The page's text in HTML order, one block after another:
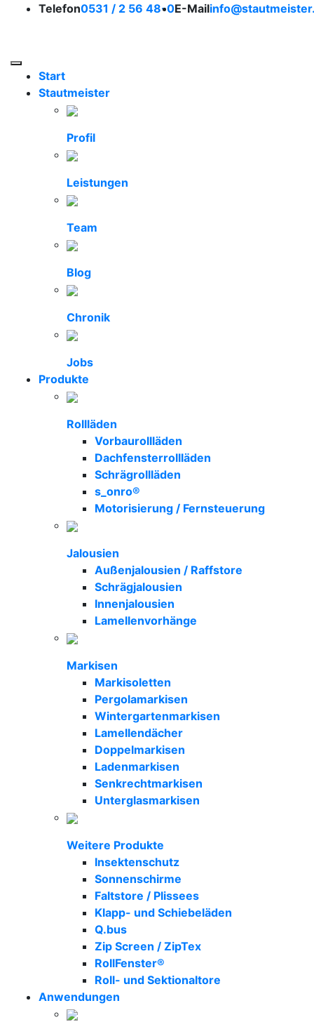
So erreichen Sie uns
Telefon0531 / 2 56 48-0E-Mail
Stautmeister
Toggle navigation
Start
Stautmeister
Profil
Leistungen
Team
Blog
Chronik
Jobs
Produkte
Rollläden
Vorbaurollläden
Dachfensterrollläden
Schrägrollläden
s_onro®
Motorisierung / Fernsteuerung
Jalousien
Außenjalousien / Raffstore
Schrägjalousien
Innenjalousien
Lamellenvorhänge
Markisen
Markisoletten
Pergolamarkisen
Wintergartenmarkisen
Lamellendächer
Doppelmarkisen
Ladenmarkisen
Senkrechtmarkisen
Unterglasmarkisen
Weitere Produkte
Insektenschutz
Sonnenschirme
Faltstore / Plissees
Klapp- und Schiebeläden
Q.bus
Zip Screen / ZipTex
RollFenster®
Roll- und Sektionaltore
Anwendungen